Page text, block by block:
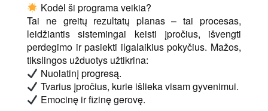
Kodėl ši programa veikia?
Tai ne greitų rezultatų planas – tai procesas,
leidžiantis sistemingai keisti įpročius, išvengti
perdegimo ir pasiekti ilgalaikius pokyčius. Mažos,
tikslingos užduotys užtikrina:
Nuolatinį progresą.
Tvarius įpročius, kurie išlieka visam gyvenimui.
Emocinę ir fizinę gerovę.